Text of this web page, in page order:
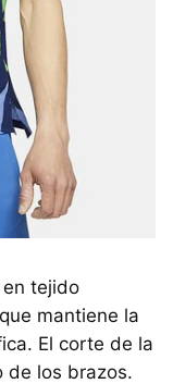
tejido
mantiene la
El corte de la
de los brazos.